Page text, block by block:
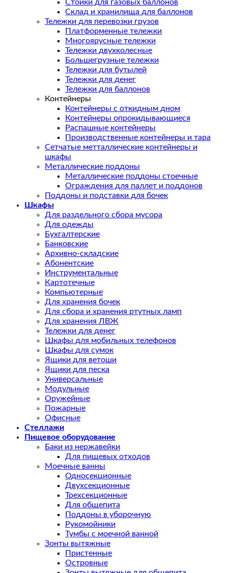
Стойки для газовых баллонов
Склад и хранилища для баллонов
Тележки для перевозки грузов
Платформенные тележки
Многоярусные тележки
Тележки двухколесные
Большегрузные тележки
Тележки для бутылей
Тележки для денег
Тележки для баллонов
Контейнеры
Контейнеры с откидным дном
Контейнеры опрокидывающиеся
Распашные контейнеры
Производственные контейнеры и тара
Сетчатые метталлические контейнеры и
шкафы
Металлические поддоны
Металлические поддоны стоечные
Ограждения для паллет и поддонов
Поддоны и подставки для бочек
Шкафы
Для раздельного сбора мусора
Для одежды
Бухгалтерские
Банковские
Архивно-складские
Абонентские
Инструментальные
Картотечные
Компьютерные
Для хранения бочек
Для сбора и хранения ртутных ламп
Для хранения ЛВЖ
Тележки для денег
Шкафы для мобильных телефонов
Шкафы для сумок
Ящики для ветоши
Ящики для песка
Универсальные
Модульные
Оружейные
Пожарные
Офисные
Стеллажи
Пищевое оборудование
Баки из нержавейки
Для пищевых отходов
Моечные ванны
Односекционные
Двухсекционные
Трехсекционные
Для общепита
Поддоны в уборочную
Рукомойники
Тумбы с моечной ванной
Зонты вытяжные
Пристенные
Островные